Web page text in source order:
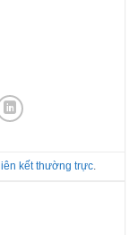
liên kết thường trực